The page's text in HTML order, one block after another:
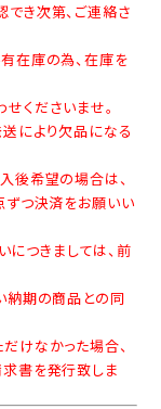
き次第、ご連絡さ
在庫の為、在庫を
くださいませ。
により欠品になる
後希望の場合は、
ずつ決済をお願いい
につきましては、前
納期の商品との同
けなかった場合、
書を発行致しま